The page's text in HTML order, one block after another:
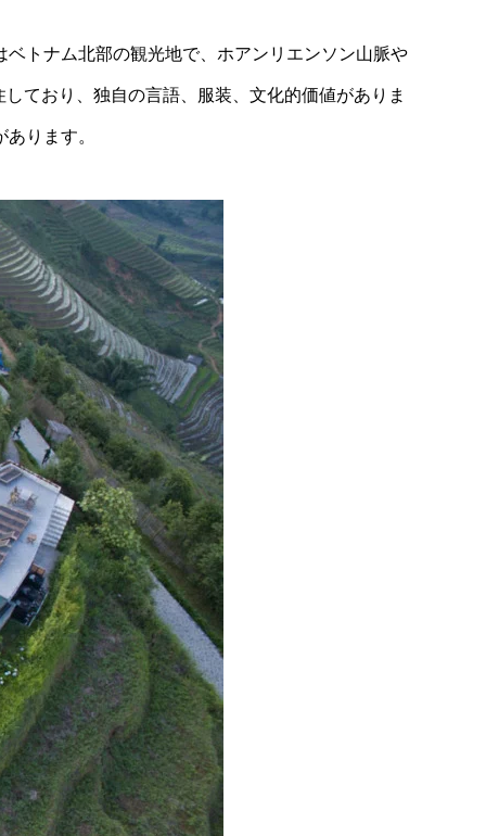
トナム北部の観光地で、ホアンリエンソン山脈や
ており、独自の言語、服装、文化的価値がありま
ります。